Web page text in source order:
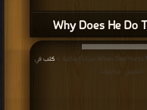
كتب في
| التحميل : مرة/مرات